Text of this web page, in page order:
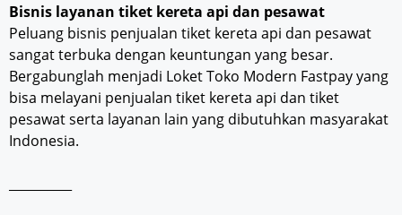
Bisnis layanan tiket kereta api dan pesawat
Peluang bisnis penjualan tiket kereta api dan pesawat
sangat terbuka dengan keuntungan yang besar.
Bergabunglah menjadi Loket Toko Modern Fastpay yang
bisa melayani penjualan tiket kereta api dan tiket
pesawat serta layanan lain yang dibutuhkan masyarakat
Indonesia.